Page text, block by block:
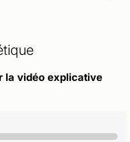
la vidéo explicative